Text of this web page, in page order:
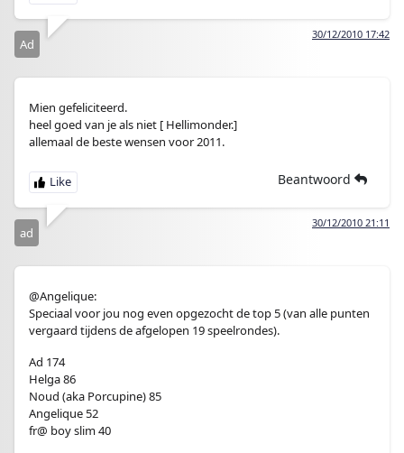
30/12/2010 17:42
Ad
Mien gefeliciteerd.
heel goed van je als niet [ Hellimonder.]
allemaal de beste wensen voor 2011.
Beantwoord
30/12/2010 21:11
ad
@Angelique:
Speciaal voor jou nog even opgezocht de top 5 (van alle punten
vergaard tijdens de afgelopen 19 speelrondes).
Ad 174
Helga 86
Noud (aka Porcupine) 85
Angelique 52
fr@ boy slim 40